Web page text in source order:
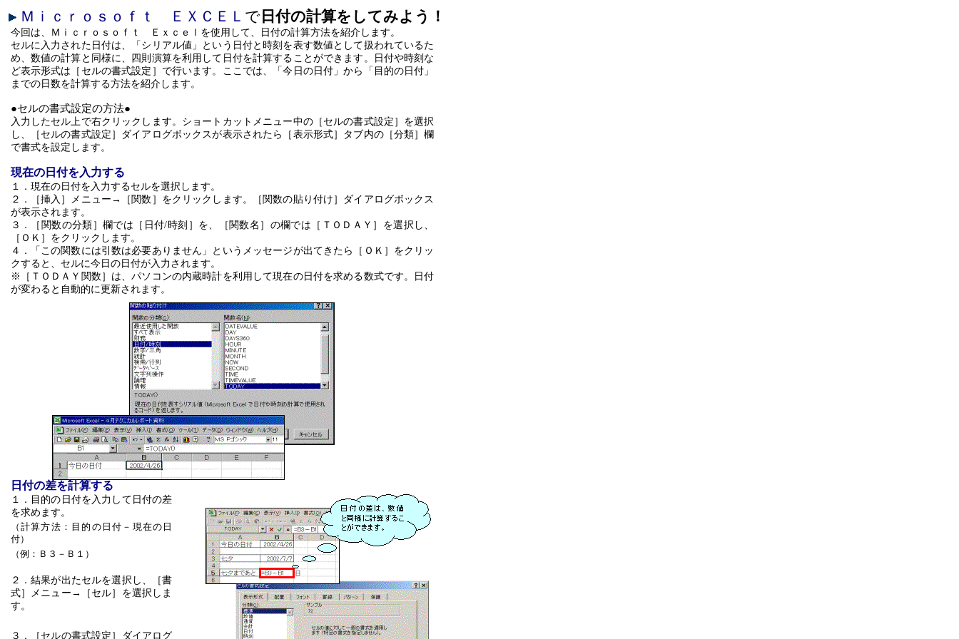
Ｍｉｃｒｏｓｏｆｔ ＥＸＣＥＬ で 日付の計算をしてみよう！
今回は、Ｍｉｃｒｏｓｏｆｔ Ｅｘｃｅｌを使用して、日付の計算方法を紹介します。
セルに入力された日付は、「シリアル値」という日付と時刻を表す数値として扱われているた
め、数値の計算と同様に、四則演算を利用して日付を計算することができます。日付や時刻な
ど表示形式は［セルの書式設定］で行います。ここでは、「今日の日付」から「目的の日付」
までの日数を計算する方法を紹介します。
●セルの書式設定の方法●
入力したセル上で右クリックします。ショートカットメニュー中の［セルの書式設定］を選択
し、［セルの書式設定］ダイアログボックスが表示されたら［表示形式］タブ内の［分類］欄
で書式を設定します。
現在の日付を入力する
１．現在の日付を入力するセルを選択します。
２．［挿入］メニュー→［関数］をクリックします。［関数の貼り付け］ダイアログボックス
が表示されます。
３．［関数の分類］欄では［日付/時刻］を、［関数名］の欄では［ＴＯＤＡＹ］を選択し、
［ＯＫ］をクリックします。
４．「この関数には引数は必要ありません」というメッセージが出てきたら［ＯＫ］をクリッ
クすると、セルに今日の日付が入力されます。
※［ＴＯＤＡＹ関数］は、パソコンの内蔵時計を利用して現在の日付を求める数式です。日付
が変わると自動的に更新されます。
日付の差を計算する
１．目的の日付を入力して日付の差
を求めます。
（計算方法：目的の日付－現在の日
付）
（例：Ｂ３－Ｂ１）
２．結果が出たセルを選択し、［書
式］メニュー→［セル］を選択しま
す。
３．［セルの書式設定］ダイアログ